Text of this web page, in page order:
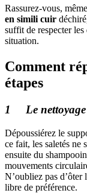
Rassurez-vous,
en simili cuir
suffit de respecter
situation.
Comment
étapes
1 Le nettoyage
Dépoussiérez le
ce fait, les saletés ne
ensuite du
mouvements
N’oubliez pas d’ôter
libre de préférence.